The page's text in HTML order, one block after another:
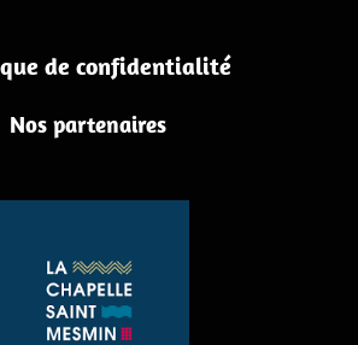
de confidentialité
Nos partenaires